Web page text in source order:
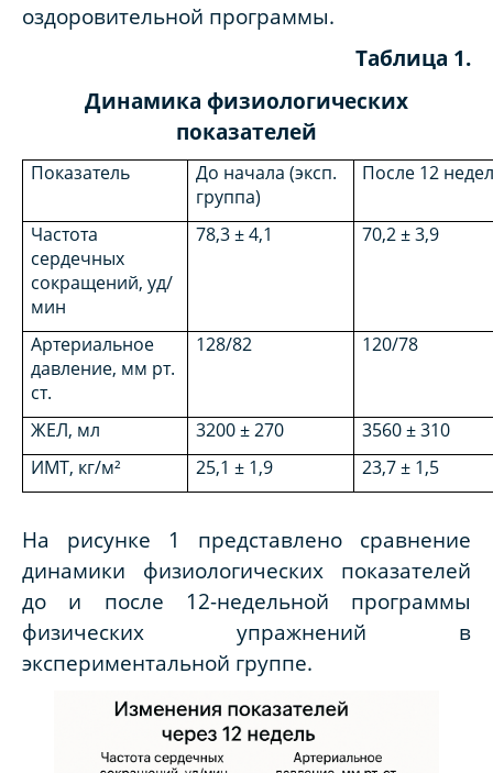
оздоровительной программы.
Таблица 1.
Динамика физиологических
показателей
Показатель
До начала (эксп.
группа)
После 12
Частота
сердечных
сокращений, уд/
мин
78,3 ± 4,1 70,2 ± 3,9
Артериальное
давление, мм рт.
ст.
128/82 120/78
ЖЕЛ, мл 3200 ± 270
3560 ± 310
ИМТ, кг/м²
25,1 ± 1,9 23,7 ± 1,5
На рисунке 1 представлено сравнение
динамики физиологических показателей
до и после 12-недельной программы
физических упражнений в
экспериментальной группе.